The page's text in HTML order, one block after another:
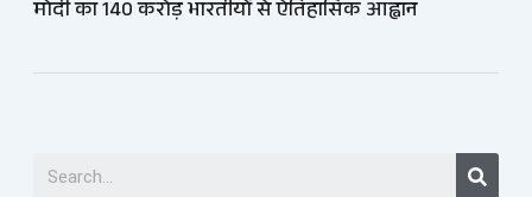
मोदी का 140 करोड़ भारतीयों से ऐतिहासिक आह्वान